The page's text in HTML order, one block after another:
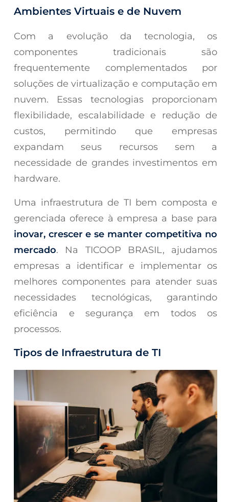
Ambientes Virtuais e de Nuvem
Com a evolução da tecnologia, os
componentes tradicionais são
frequentemente complementados por
soluções de virtualização e computação em
nuvem. Essas tecnologias proporcionam
flexibilidade, escalabilidade e redução de
custos, permitindo que empresas
expandam seus recursos sem a
necessidade de grandes investimentos em
hardware.
Uma infraestrutura de TI bem composta e
gerenciada oferece à empresa a base para
inovar, crescer e se manter competitiva no
mercado. Na TICOOP BRASIL, ajudamos
empresas a identificar e implementar os
melhores componentes para atender suas
necessidades tecnológicas, garantindo
eficiência e segurança em todos os
processos.
Tipos de Infraestrutura de TI